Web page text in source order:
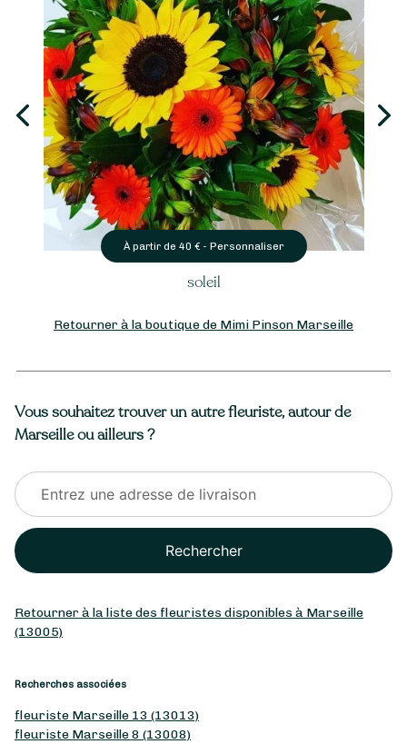
À partir de 40 € - Personnaliser
soleil
Retourner à la boutique de Mimi Pinson Marseille
Vous souhaitez trouver un autre fleuriste, autour de
Marseille ou ailleurs ?
Rechercher
Retourner à la liste des fleuristes disponibles à Marseille
(13005)
Recherches associées
fleuriste Marseille 13 (13013)
fleuriste Marseille 8 (13008)